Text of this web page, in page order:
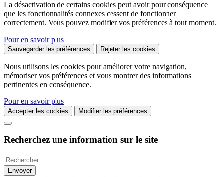
La désactivation de certains cookies peut avoir pour conséquence
que les fonctionnalités connexes cessent de fonctionner
correctement. Vous pouvez modifier vos préférences à tout moment.
Pour en savoir plus
Sauvegarder les préférences Rejeter les cookies
Nous utilisons les cookies pour améliorer votre navigation,
mémoriser vos préférences et vous montrer des informations
pertinentes en conséquence.
Pour en savoir plus
Accepter les cookies Modifier les préférences
Recherchez une information sur le site